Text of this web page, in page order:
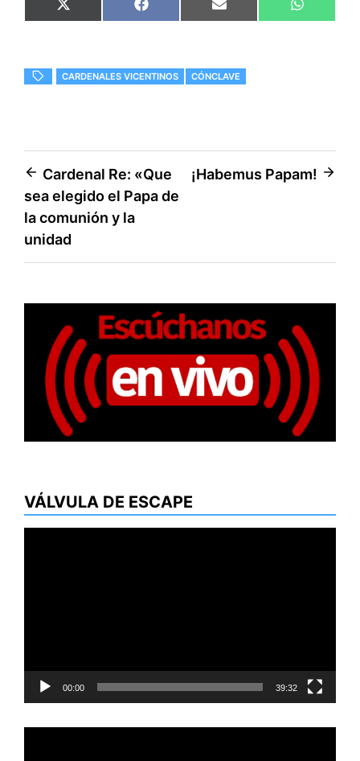
Compartir
en
X
(
t
t
Compartir
en
F
a
o
o
Compartir
en
E
m
en
W
h
CARDENALES VICENTINOS CÓNCLAVE
Navegación
de
entradas
Cardenal Re: «Que
sea elegido el Papa de
la comunión y la
unidad
¡Habemus Papam!
VÁLVULA DE ESCAPE
00:00 39:32